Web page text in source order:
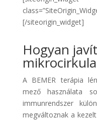
[/siteorigin_widget]
Hogyan
A BEMER terápia
mező használata
immunrendszer
megváltoznak a